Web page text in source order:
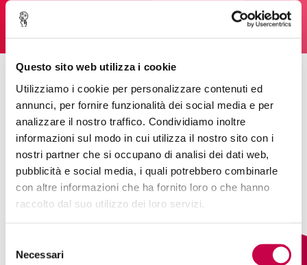
Questo sito web utilizza i cookie
Utilizziamo i cookie per personalizzare contenuti ed
annunci, per fornire funzionalità dei social media e per
analizzare il nostro traffico. Condividiamo inoltre
informazioni sul modo in cui utilizza il nostro sito con i
nostri partner che si occupano di analisi dei dati web,
pubblicità e social media, i quali potrebbero combinarle
con altre informazioni che ha fornito loro o che hanno
raccolto dal suo utilizzo dei loro servizi.
delNecessari
Caterina Piovano